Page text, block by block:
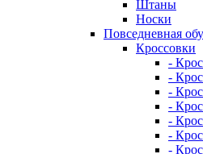
Штаны
Носки
Повседневная
Кроссовки
-
-
-
-
-
-
-